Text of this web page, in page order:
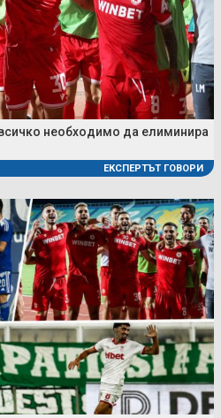
необходимо да елиминира
ЕКСПЕРТЪТ ГОВОРИ